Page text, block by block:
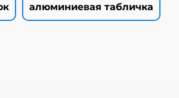
алюминиевая табличка